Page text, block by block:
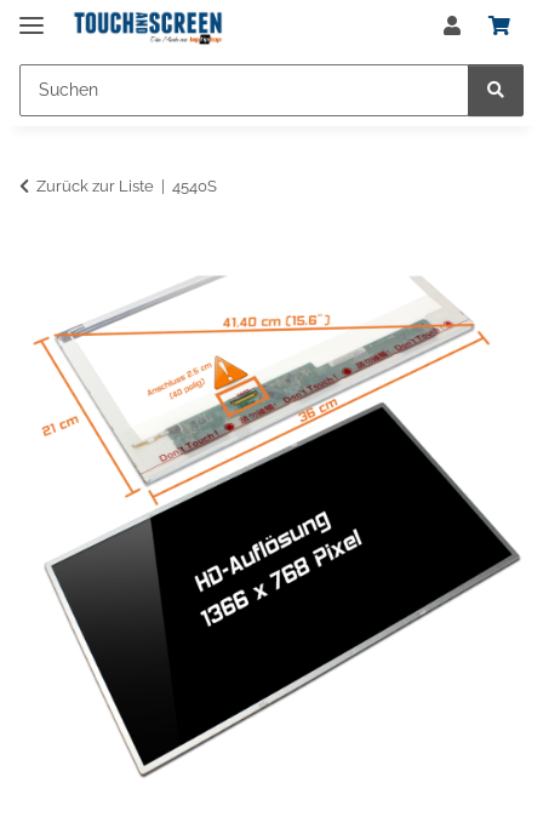
Zurück zur Liste 4540S